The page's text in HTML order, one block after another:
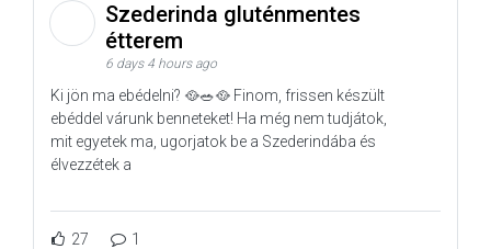
Szederinda gluténmentes
étterem
6 days 4 hours ago
Ki jön ma ebédelni? 🥘🥗🥘 Finom, frissen készült
ebéddel várunk benneteket! Ha még nem tudjátok,
mit egyetek ma, ugorjatok be a Szederindába és
élvezzétek a
27 1